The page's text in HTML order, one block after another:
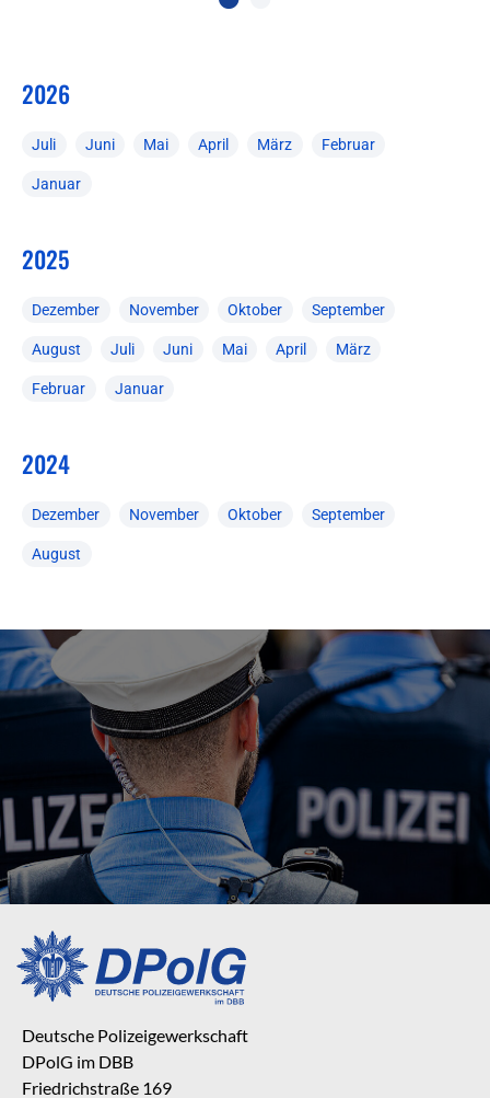
2026
Juli Juni Mai April März Februar
Januar
2025
Dezember November Oktober September
August Juli Juni Mai April März
Februar Januar
2024
Dezember November Oktober September
August
Deutsche Polizeigewerkschaft
DPolG im DBB
Friedrichstraße 169